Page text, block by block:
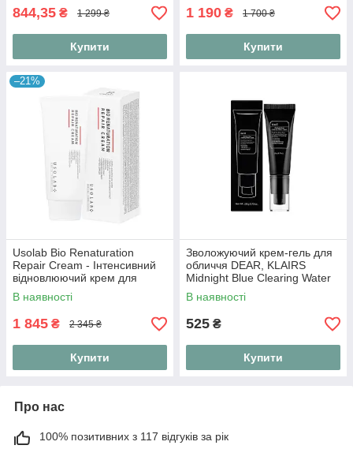
844,35 ₴ 1 299 ₴
Купити
1 190 ₴ 1 700 ₴
Купити
–21%
Usolab Bio Renaturation
Repair Cream - Інтенсивний
відновлюючий крем для
обличчя, 50 мл
В наявності
1 845 ₴ 2 345 ₴
Купити
Зволожуючий крем-гель для
обличчя DEAR, KLAIRS
Midnight Blue Clearing Water
Cream 20 г
В наявності
525 ₴
Купити
Про нас
100% позитивних з 117 відгуків за рік